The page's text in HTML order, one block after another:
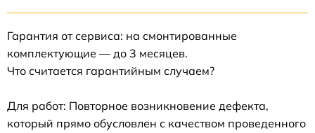
Гарантия от сервиса: на смонтированные
комплектующие — до 3 месяцев.
Что считается гарантийным случаем?
Для работ: Повторное возникновение дефекта,
который прямо обусловлен с качеством проведенного